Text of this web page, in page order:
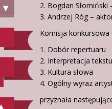
2. Bogdan
3. Andrzej Róg –
Komisja konkursowa
1. Dobór repertuaru
2. Interpretacja tekstu
3. Kultura słowa
4. Ogólny wyraz
przyznała